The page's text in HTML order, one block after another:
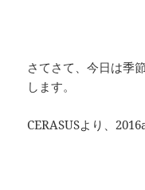
さてさて、今日は季
します。
CERASUSより、